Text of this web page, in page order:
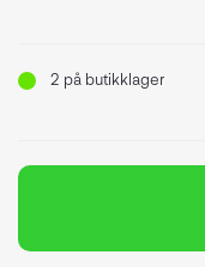
2 på butikklager